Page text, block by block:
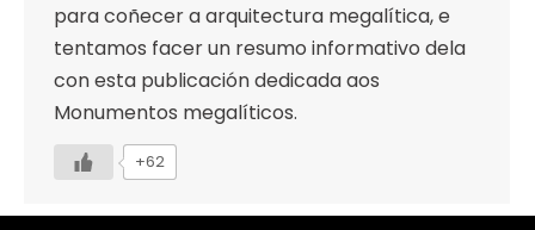
para coñecer a arquitectura megalítica, e
tentamos facer un resumo informativo dela
con esta publicación dedicada aos
Monumentos megalíticos.
+62